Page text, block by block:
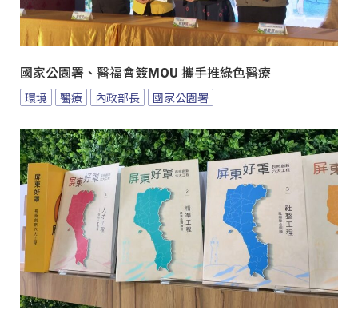
國家公園署、醫福會簽MOU 攜手推綠色醫療
環境 醫療 內政部長 國家公園署